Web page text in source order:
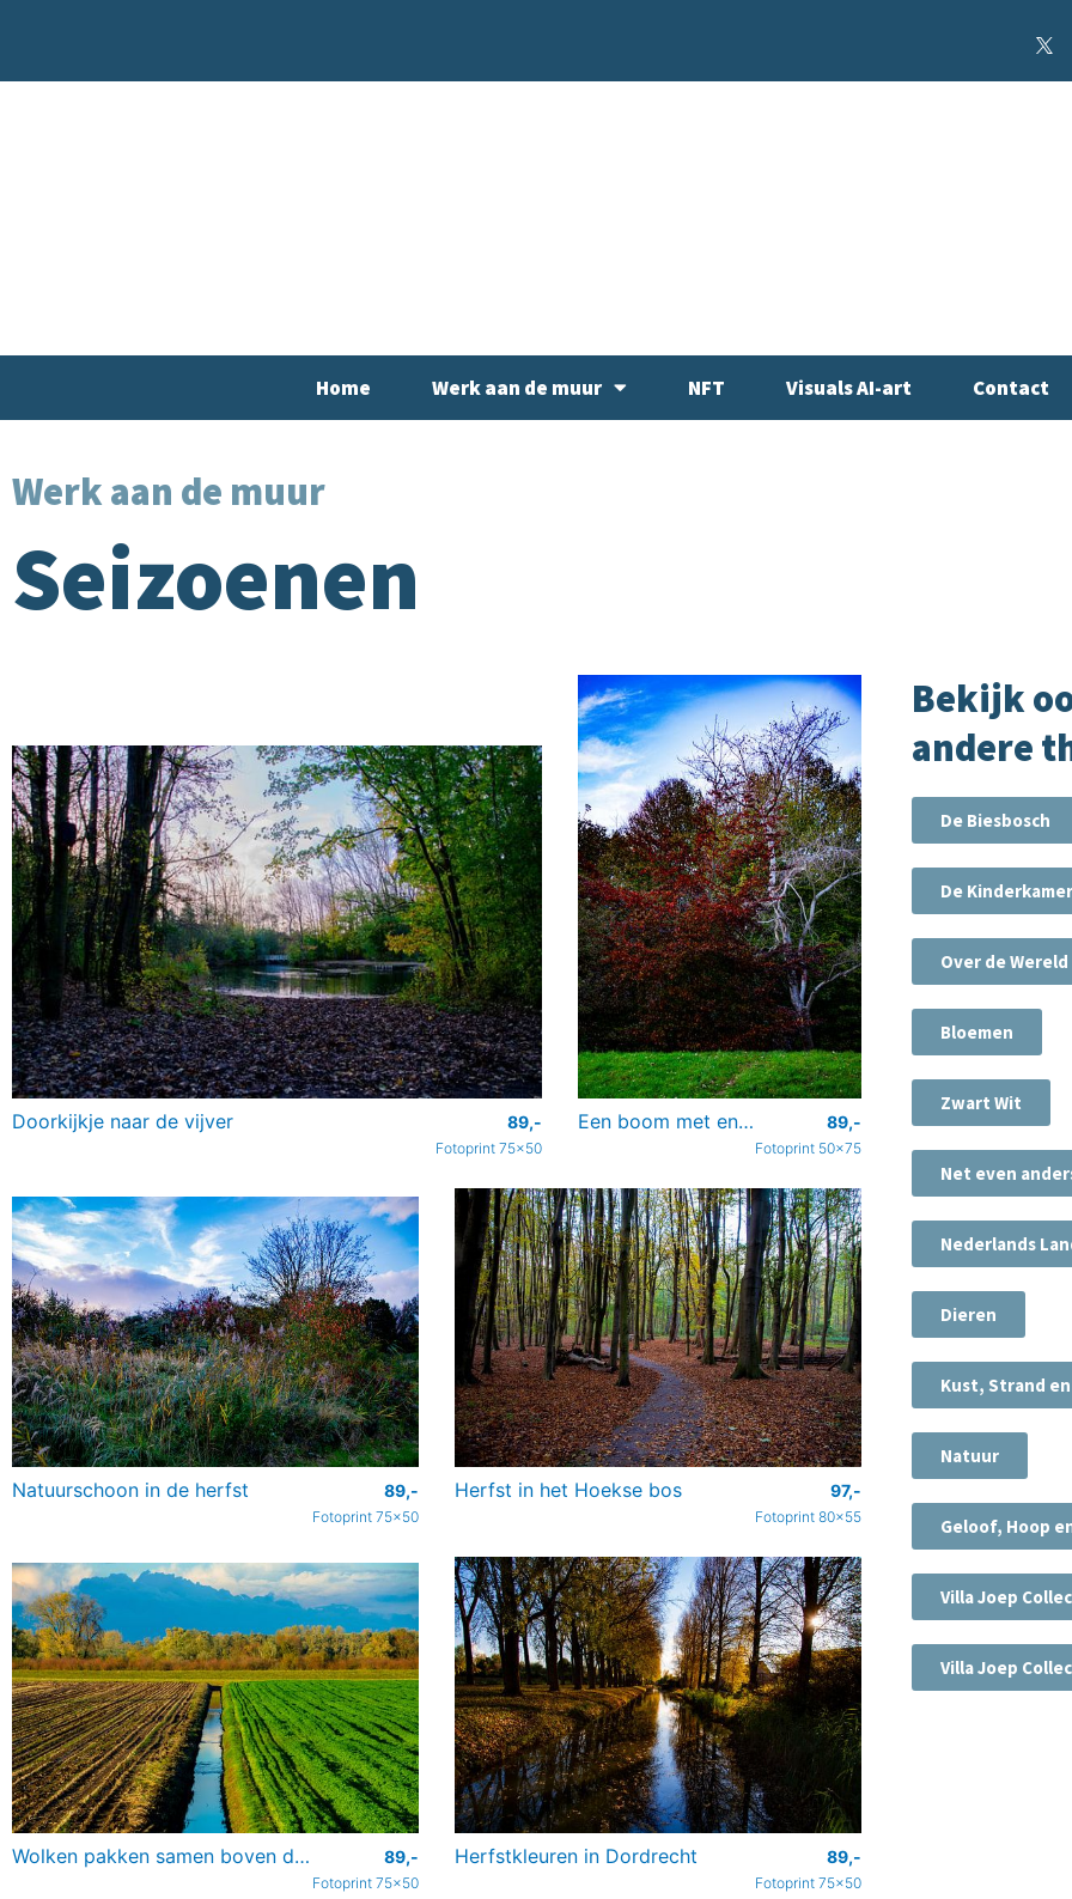
Home Werk aan de muur NFT Visuals AI-art Contact
Werk aan de muur
Seizoenen
Doorkijkje naar de vijver 89,-
Fotoprint 75x50
Een boom met en een boom zonder bladeren 89,-
Fotoprint 50x75
Natuurschoon in de herfst 89,-
Fotoprint 75x50
Herfst in het Hoekse bos 97,-
Fotoprint 80x55
Wolken pakken samen boven de Dordtse weilanden 89,-
Fotoprint 75x50
Herfstkleuren in Dordrecht 89,-
Fotoprint 75x50
Bekijk
andere
De Biesbosch
De Kinderkamer
Over de Wereld
Bloemen
Zwart Wit
Net even
Nederlands
Dieren
Kust, Strand
Natuur
Geloof, Hoop
Villa Joep
Villa Joep